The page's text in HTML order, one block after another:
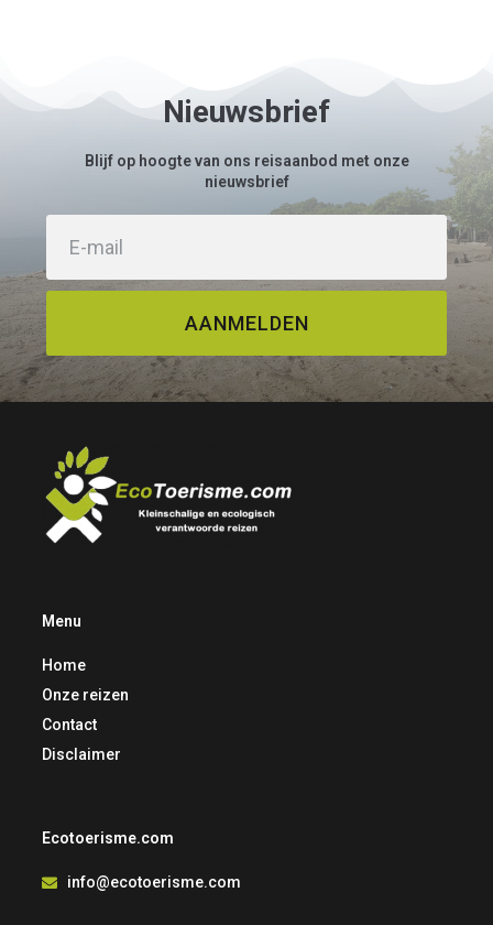
Nieuwsbrief
Blijf op hoogte van ons reisaanbod met onze
nieuwsbrief
AANMELDEN
Menu
Home
Onze reizen
Contact
Disclaimer
Ecotoerisme.com
info@ecotoerisme.com